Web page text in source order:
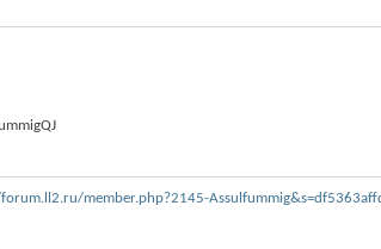
member.php?2145-